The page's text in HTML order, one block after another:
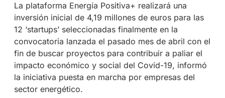
La plataforma Energía Positiva+ realizará una
inversión inicial de 4,19 millones de euros para las
12 ‘startups’ seleccionadas finalmente en la
convocatoria lanzada el pasado mes de abril con el
fin de buscar proyectos para contribuir a paliar el
impacto económico y social del Covid-19, informó
la iniciativa puesta en marcha por empresas del
sector energético.